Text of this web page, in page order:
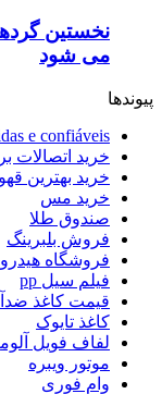
نخستین
می شود
پیوندها
e confiáveis
خرید اتصالات
خرید بهترین
خرید مس
صندوق طلا
فروش بلبرینگ
فروشگاه
فیلم سیل pp
قیمت کاغذ
کاغذ تایوک
لفاف فویل
موتور ویبره
وام فوری